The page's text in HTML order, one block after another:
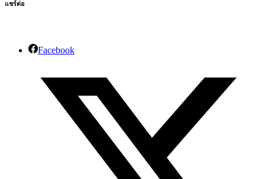
แชร์ต่อ
Facebook